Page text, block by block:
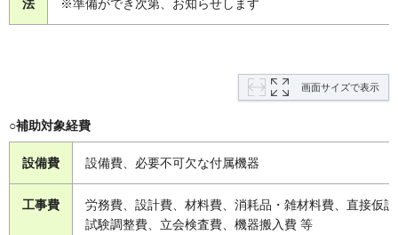
法
※準備ができ次第、お知らせします
画面サイズで表示
○補助対象経費
設備費 設備費、必要不可欠な付属機器
工事費
労務費、設計費、材料費、消耗品・雑材料費、直接仮
試験調整費、立会検査費、機器搬入費 等